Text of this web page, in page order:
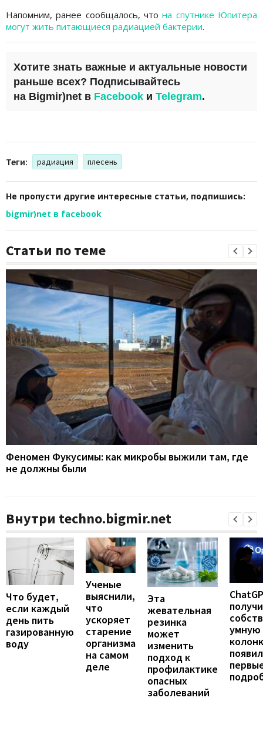
Напомним, ранее сообщалось, чтона спутнике Юпитера
могут жить питающиеся радиацией бактерии.
Хотите знать важные и актуальные новости
раньше всех? Подписывайтесь
на Bigmir)net в Facebook и Telegram.
Теги: радиация плесень
Не пропусти другие интересные статьи, подпишись:
bigmir)net в facebook
Статьи по теме
Феномен Фукусимы: как микробы выжили там, где
не должны были
Внутри techno.bigmir.net
Что будет,
если каждый
день пить
газированную
воду
Ученые
выяснили,
что
ускоряет
старение
организма
на самом
деле
Эта
жевательная
резинка
может
изменить
подход к
профилактике
опасных
заболеваний
умную